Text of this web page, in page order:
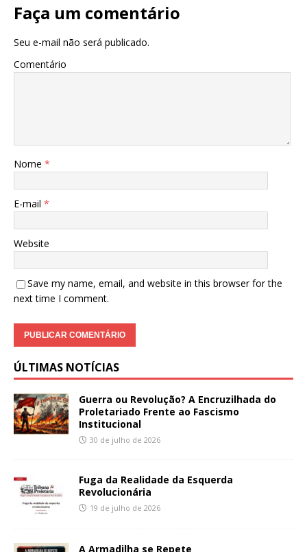
Faça um comentário
Seu e-mail não será publicado.
Comentário
Nome *
E-mail *
Website
Save my name, email, and website in this browser for the
next time I comment.
ÚLTIMAS NOTÍCIAS
Guerra ou Revolução? A Encruzilhada do
Proletariado Frente ao Fascismo
Institucional
30 de julho de 2026
Fuga da Realidade da Esquerda
Revolucionária
19 de julho de 2026
A Armadilha se Repete